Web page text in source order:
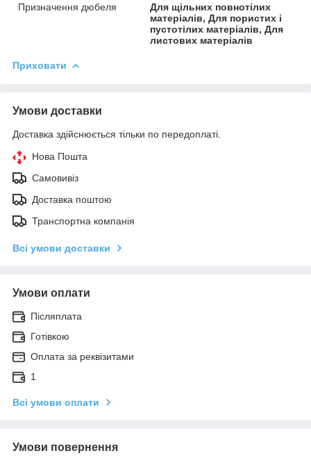
Призначення дюбеля
Для щільних повнотілих
матеріалів, Для пористих і
пустотілих матеріалів, Для
листових матеріалів
Приховати
Умови доставки
Доставка здійснюється тільки по передоплаті.
Нова Пошта
Самовивіз
Доставка поштою
Транспортна компанія
Всі умови доставки
Умови оплати
Післяплата
Готівкою
Оплата за реквізитами
1
Всі умови оплати
Умови повернення